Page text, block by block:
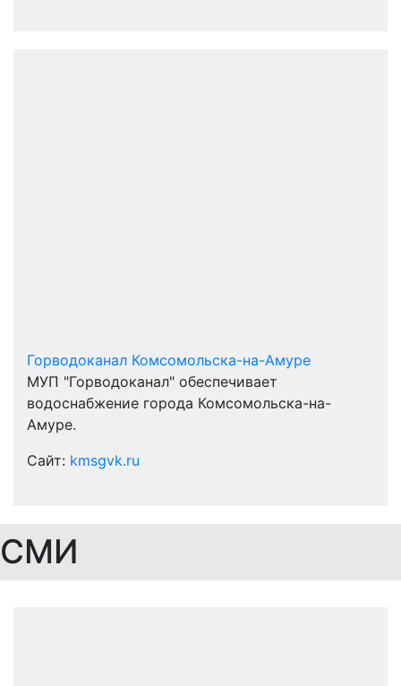
Горводоканал Комсомольска-на-Амуре
МУП "Горводоканал" обеспечивает
водоснабжение города Комсомольска-на-
Амуре.
Сайт: kmsgvk.ru
СМИ